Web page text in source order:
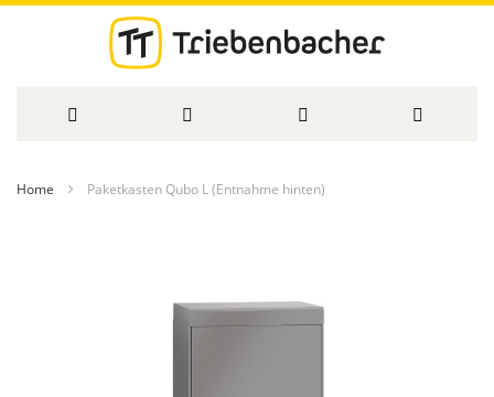
Home Paketkasten Qubo L (Entnahme hinten)